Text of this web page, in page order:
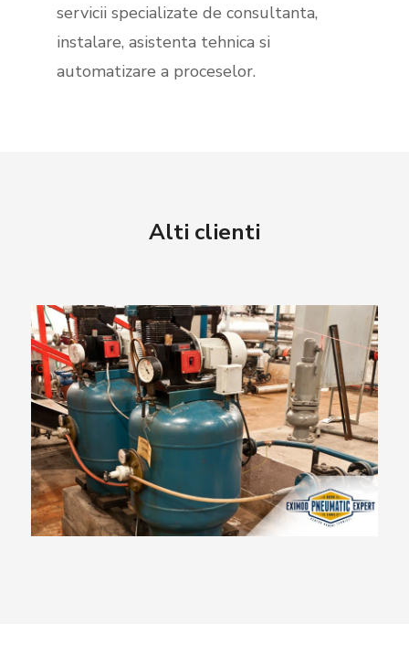
servicii specializate de consultanta,
instalare, asistenta tehnica si
automatizare a proceselor.
Alti clienti